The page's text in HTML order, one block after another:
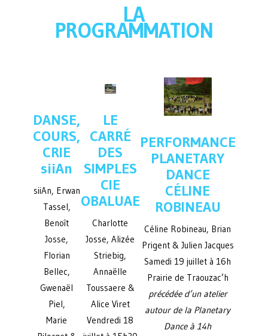
LA
PROGRAMMATION
DANSE,
COURS,
CRIE
siiAn
siiAn, Erwan
Tassel,
Benoît
Josse,
Florian
Bellec,
Gwenaël
Piel,
Marie
LE
CARRÉ
DES
SIMPLES
CIE
OBALUAE
Charlotte
Josse, Alizée
Striebig,
Annaëlle
Toussaere &
Alice Viret
Vendredi 18
PERFORMANCE
PLANETARY
DANCE
CÉLINE
ROBINEAU
Céline Robineau, Brian
Prigent & Julien Jacques
Samedi 19 juillet à 16h
Prairie de Traouzac’h
précédée d’un atelier
autour de la Planetary
Dance à 14h